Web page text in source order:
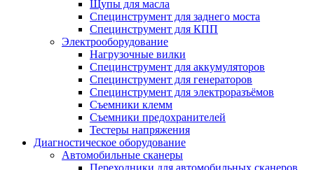
Щупы для масла
Специнструмент для заднего моста
Специнструмент для КПП
Электрооборудование
Нагрузочные вилки
Специнструмент для аккумуляторов
Специнструмент для генераторов
Специнструмент для электроразъёмов
Съемники клемм
Съемники предохранителей
Тестеры напряжения
Диагностическое оборудование
Автомобильные сканеры
Переходники для автомобильных сканеров